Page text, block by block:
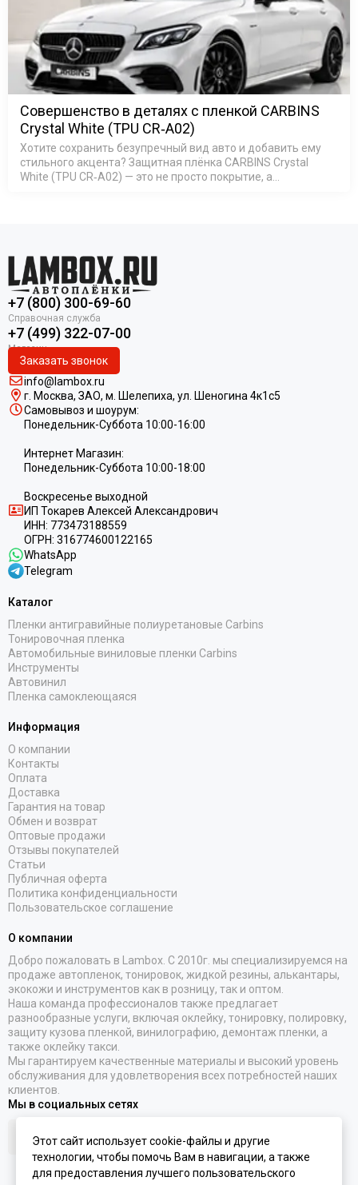
Совершенство в деталях с пленкой CARBINS
Crystal White (TPU CR‑A02)
Хотите сохранить безупречный вид авто и добавить ему
стильного акцента? Защитная плёнка CARBINS Crystal
White (TPU CR‑A02) — это не просто покрытие, а
+7 (800) 300-69-60
+7 (499) 322-07-00
Заказать звонок
info@lambox.ru
г. Москва, ЗАО, м. Шелепиха, ул. Шеногина 4к1c5
Самовывоз и шоурум:
Понедельник-Суббота 10:00-16:00
Интернет Магазин:
Понедельник-Суббота 10:00-18:00
Воскресенье выходной
ИП Токарев Алексей Александрович
ИНН: 773473188559
ОГРН: 316774600122165
WhatsApp
Telegram
Каталог
Пленки антигравийные полиуретановые Carbins
Тонировочная пленка
Автомобильные виниловые пленки Carbins
Инструменты
Автовинил
Пленка самоклеющаяся
Информация
О компании
Контакты
Оплата
Доставка
Гарантия на товар
Обмен и возврат
Оптовые продажи
Отзывы покупателей
Статьи
Публичная оферта
Политика конфиденциальности
Пользовательское соглашение
О компании
Добро пожаловать в Lambox. С 2010г. мы специализируемся на
продаже автопленок, тонировок, жидкой резины, алькантары,
экокожи и инструментов как в розницу, так и оптом.
Наша команда профессионалов также предлагает
разнообразные услуги, включая оклейку, тонировку, полировку,
защиту кузова пленкой, винилографию, демонтаж пленки, а
также оклейку такси.
Мы гарантируем качественные материалы и высокий уровень
обслуживания для удовлетворения всех потребностей наших
клиентов.
Мы в социальных сетях
Этот сайт использует cookie-файлы и другие
технологии, чтобы помочь Вам в навигации, а также
для предоставления лучшего пользовательского